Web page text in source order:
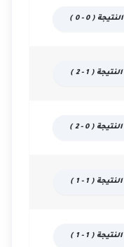
النتيجة ( 0 - 0 )
النتيجة ( 1 - 2 )
النتيجة ( 0 - 2 )
النتيجة ( 1 - 1 )
النتيجة ( 1 - 1 )